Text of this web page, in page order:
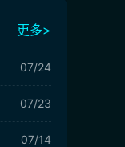
更多>
07/24
07/23
07/14